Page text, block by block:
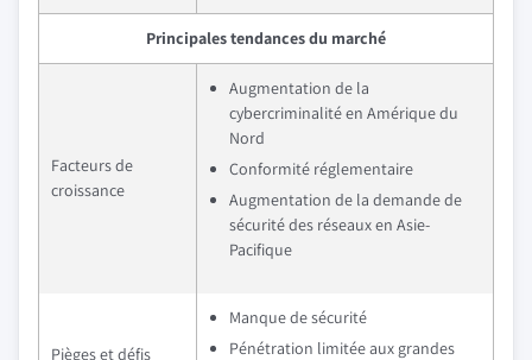
Principales tendances du marché
Facteurs de
croissance
Augmentation de la
cybercriminalité en Amérique du
Nord
Conformité réglementaire
Augmentation de la demande de
sécurité des réseaux en Asie-
Pacifique
Pièges et défis
Manque de sécurité
Pénétration limitée aux grandes